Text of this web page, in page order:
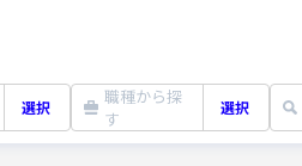
選択
職種から探
す
選択